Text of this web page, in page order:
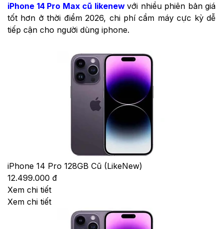
iPhone 14 Pro Max cũ likenew với nhiều phiên bản giá
tốt hơn ở thời điểm 2026, chi phí cầm máy cực kỳ dễ
tiếp cận cho người dùng iphone.
iPhone 14 Pro 128GB Cũ (LikeNew)
12.499.000 đ
Xem chi tiết
Xem chi tiết